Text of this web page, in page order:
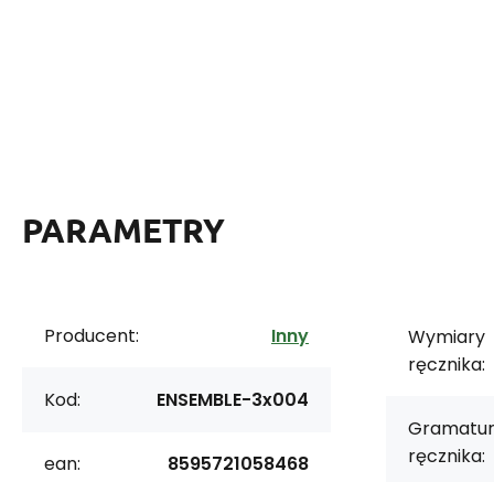
PARAMETRY
Producent: Inny
Kod: ENSEMBLE-3x004
ean: 8595721058468
Wymiary
ręcznika:
ręcznika: